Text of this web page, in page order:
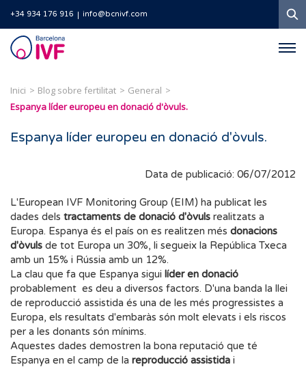
+34 934 176 916 info@bcnivf.com
Barcelona
IVF
Inici Blog sobre fertilitat
General
Espanya líder europeu en donació d'òvuls.
Espanya líder europeu en donació d'òvuls.
Data de publicació: 06/07/2012
L'European IVF Monitoring Group (EIM) ha publicat les
dades dels tractaments de donació d'òvuls realitzats a
Europa. Espanya és el país on es realitzen més donacions
d'òvuls de tot Europa un 30%, li segueix la República Txeca
amb un 15% i Rússia amb un 12%.
La clau que fa que Espanya sigui líder en donació
probablement es deu a diversos factors. D'una banda la llei
de reproducció assistida és una de les més progressistes a
Europa, els resultats d'embaràs són molt elevats i els riscos
per a les donants són mínims.
Aquestes dades demostren la bona reputació que té
Espanya en el camp de la reproducció assistida i